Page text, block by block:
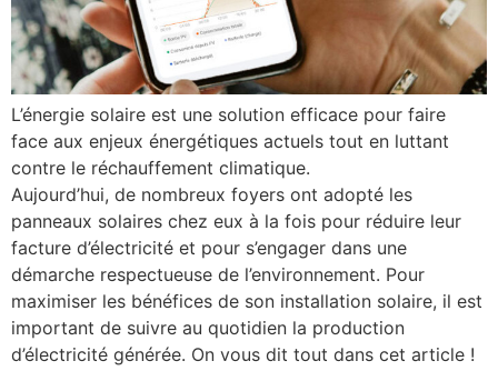
L’énergie solaire est une solution efficace pour faire
face aux enjeux énergétiques actuels tout en luttant
contre le réchauffement climatique.
Aujourd’hui, de nombreux foyers ont adopté les
panneaux solaires chez eux à la fois pour réduire leur
facture d’électricité et pour s’engager dans une
démarche respectueuse de l’environnement. Pour
maximiser les bénéfices de son installation solaire, il est
important de suivre au quotidien la production
d’électricité générée. On vous dit tout dans cet article !